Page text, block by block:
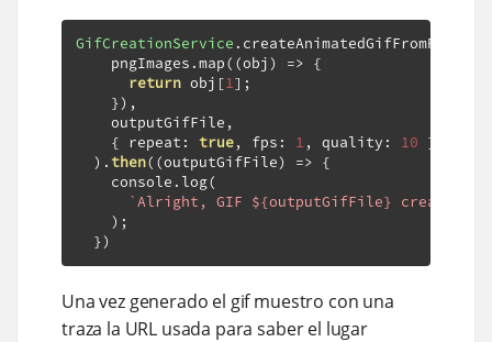
GifCreationService .
    pngImages
.map((obj) => {
return obj [1];
}),
    outputGifFile
,
{ repeat : true, fps : 1 , quality : 10 }
). then((outputGifFile) => {
    console
. log(
`Alright, GIF ${outputGifFile} created
);
})
Una vez generado el gif muestro con una
traza la URL usada para saber el lugar